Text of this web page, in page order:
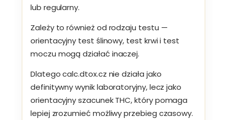
lub regularny.
Zależy to również od rodzaju testu —
orientacyjny test ślinowy, test krwi i test
moczu mogą działać inaczej.
Dlatego calc.dtox.cz nie działa jako
definitywny wynik laboratoryjny, lecz jako
orientacyjny szacunek THC, który pomaga
lepiej zrozumieć możliwy przebieg czasowy.